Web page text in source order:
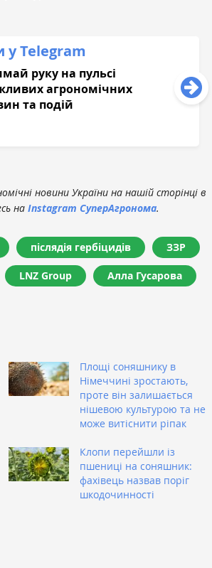
у Telegram
руку на пульсі
агрономічних
та подій
новини України на нашій сторінці в
на Instagram СуперАгронома.
післядія гербіцидів ЗЗР
LNZ Group Алла Гусарова
Площі соняшнику в
Німеччині зростають,
проте він залишається
нішевою культурою та не
може витіснити ріпак
Клопи перейшли із
пшениці на соняшник:
фахівець назвав поріг
шкодочинності